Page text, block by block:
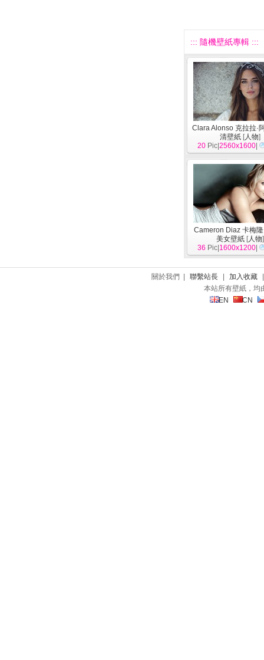
::: 隨機壁紙專輯 :::
Clara Alonso 克拉拉·
清壁紙 [人物]
20 Pic|2560x1600
Cameron Diaz 卡梅隆
美女壁紙 [人物]
36 Pic| 1600x1200
關於我們 | 聯繫站長 加入收藏
本站所有壁紙，均
EN
CN